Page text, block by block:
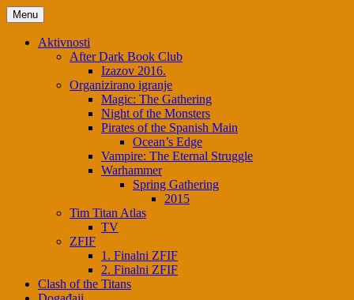
Skip
to
content
Menu
Aktivnosti
After Dark Book Club
Izazov 2016.
Organizirano igranje
Magic: The Gathering
Night of the Monsters
Pirates of the Spanish Main
Ocean’s Edge
Vampire: The Eternal Struggle
Warhammer
Spring Gathering
2015
Tim Titan Atlas
TV
ZFIF
1. Finalni ZFIF
2. Finalni ZFIF
Clash of the Titans